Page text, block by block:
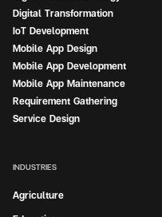
Digital Transformation
IoT Development
Mobile App Design
Mobile App Development
Mobile App Maintenance
Requirement Gathering
Service Design
INDUSTRIES
Agriculture